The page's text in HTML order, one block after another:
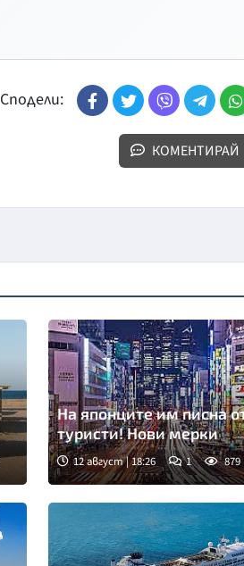
Сподели:
КОМЕНТИРАЙ
На японците им писна
туристи! Нови мерки
12 август | 18:26 1 879